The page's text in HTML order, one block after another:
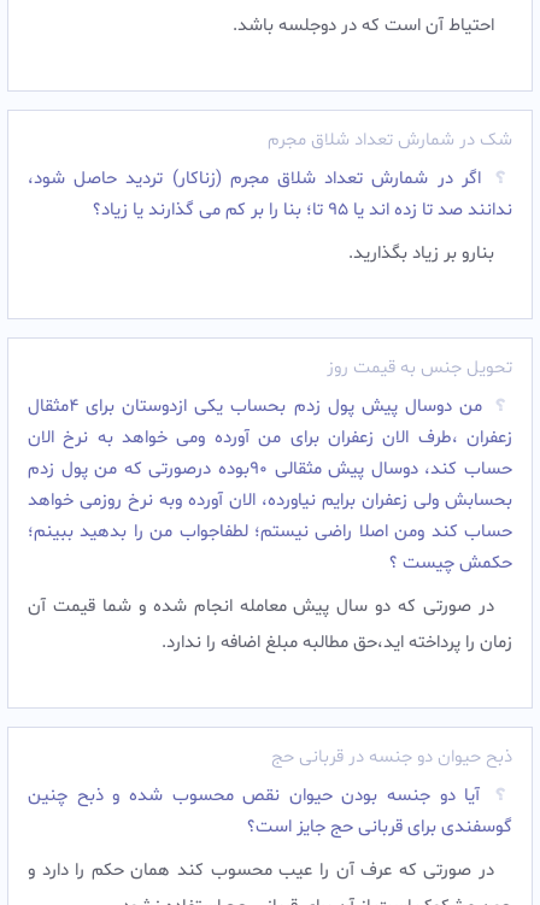
احتیاط آن است که در دوجلسه باشد.
شک در شمارش تعداد شلاق مجرم
اگر در شمارش تعداد شلاق مجرم (زناکار) تردید حاصل شود،
ندانند صد تا زده اند یا 95 تا؛ بنا را بر کم می گذارند یا زیاد؟
بنارو بر زیاد بگذارید.
تحویل جنس به قیمت روز
من دوسال پیش پول زدم بحساب یکی ازدوستان برای 4مثقال
زعفران ،طرف الان زعفران برای من آورده ومی خواهد به نرخ الان
حساب کند، دوسال پیش مثقالی 90بوده درصورتی که من پول زدم
بحسابش ولی زعفران برایم نیاورده، الان آورده وبه نرخ روزمی خواهد
حساب کند ومن اصلا راضی نیستم؛ لطفاجواب من را بدهید ببینم؛
حکمش چیست ؟
در صورتی که دو سال پیش معامله انجام شده و شما قیمت آن
زمان را پرداخته اید،حق مطالبه مبلغ اضافه را ندارد.
ذبح حیوان دو جنسه در قربانی حج
آیا دو جنسه بودن حیوان نقص محسوب شده و ذبح چنین
گوسفندی برای قربانی حج جایز است؟
در صورتی که عرف آن را عیب محسوب کند همان حکم را دارد و